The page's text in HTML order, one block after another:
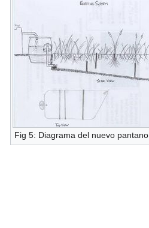
Fig 5: Diagrama del nuevo pantano